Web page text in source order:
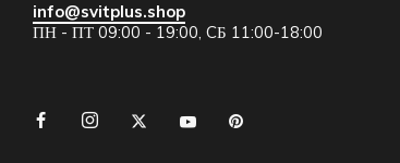
info@svitplus.shop
ПН - ПТ 09:00 - 19:00, CБ 11:00-18:00